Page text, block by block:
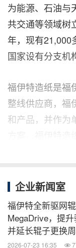
为能源、石油与
共交通等领域树
年，现有21,000
国家设有分支机
福伊特造纸是福
整线供应商，福
和产品，并作为
约型生产，并
案，福伊特造纸
高纸张生产各个
如需更多信息，
企业新闻室
福伊特全新驱网
MegaDrive，提
并延长辊子更换
2026-07-23 16:35